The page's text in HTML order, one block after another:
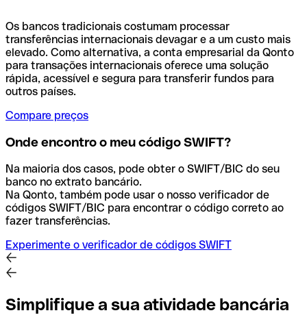
Os bancos tradicionais costumam processar
transferências internacionais devagar e a um custo mais
elevado. Como alternativa, a conta empresarial da Qonto
para transações internacionais oferece uma solução
rápida, acessível e segura para transferir fundos para
outros países.
Compare preços
Onde encontro o meu código SWIFT?
Na maioria dos casos, pode obter o SWIFT/BIC do seu
banco no extrato bancário.
Na Qonto, também pode usar o nosso verificador de
códigos SWIFT/BIC para encontrar o código correto ao
fazer transferências.
Experimente o verificador de códigos SWIFT
Simplifique a sua atividade bancária